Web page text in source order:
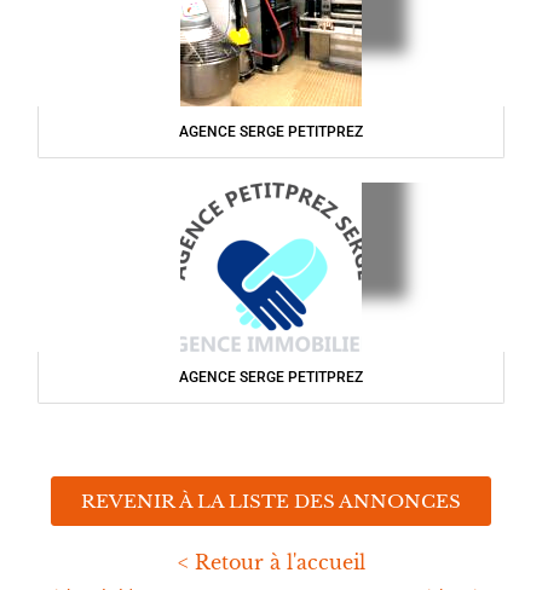
AGENCE SERGE PETITPREZ
AGENCE SERGE PETITPREZ
REVENIR À LA LISTE DES ANNONCES
< Retour à l'accueil